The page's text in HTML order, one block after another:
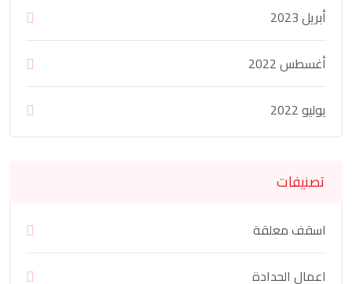
أبريل 2023
أغسطس 2022
يوليو 2022
تصنيفات
اسقف معلقة
اعمال الحدادة